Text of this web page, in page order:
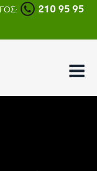
210 95 95